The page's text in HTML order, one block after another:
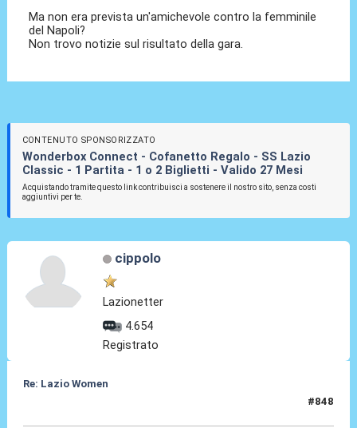
Ma non era prevista un'amichevole contro la femminile
del Napoli?
Non trovo notizie sul risultato della gara.
CONTENUTO SPONSORIZZATO
Wonderbox Connect - Cofanetto Regalo - SS Lazio
Classic - 1 Partita - 1 o 2 Biglietti - Valido 27 Mesi
Acquistando tramite questo link contribuisci a sostenere il nostro sito, senza costi
aggiuntivi per te.
cippolo
Lazionetter
4.654
Registrato
Re: Lazio Women
#848